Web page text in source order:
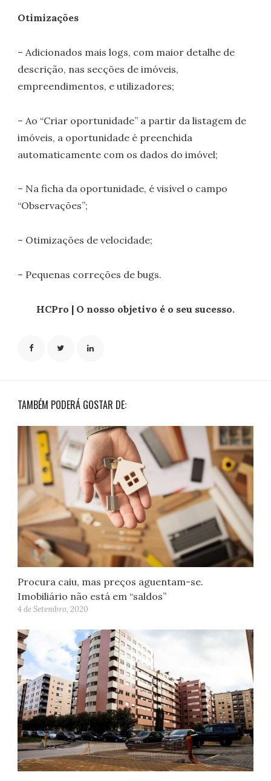
Otimizações
– Adicionados mais logs, com maior detalhe de
descrição, nas secções de imóveis,
empreendimentos, e utilizadores;
– Ao “Criar oportunidade” a partir da listagem de
imóveis, a oportunidade é preenchida
automaticamente com os dados do imóvel;
– Na ficha da oportunidade, é visível o campo
“Observações”;
– Otimizações de velocidade;
– Pequenas correções de bugs.
HCPro | O nosso objetivo é o seu sucesso.
TAMBÉM PODERÁ GOSTAR DE:
Procura caiu, mas preços aguentam-se.
Imobiliário não está em “saldos”
4 de Setembro, 2020